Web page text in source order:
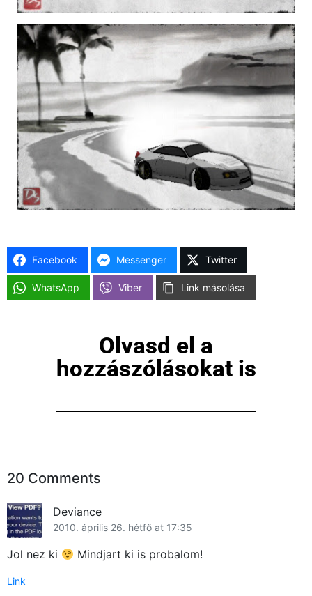
Facebook Messenger Twitter
WhatsApp Viber Link másolása
Olvasd el a
hozzászólásokat is
20 Comments
Deviance
2010. április 26. hétfő at 17:35
Jol nez ki Mindjart ki is probalom!
Link